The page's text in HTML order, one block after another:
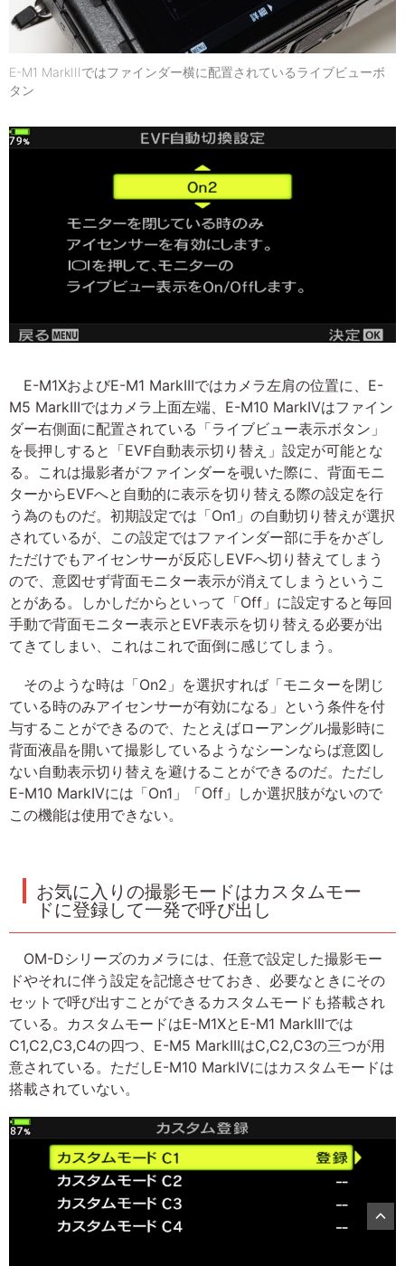
E-M1 MarkIIIではファインダー横に配置されているライブビューボ
タン
E-M1XおよびE-M1 MarkIIIではカメラ左肩の位置に、E-
M5 MarkIIIではカメラ上面左端、E-M10 MarkIVはファイン
ダー右側面に配置されている「ライブビュー表示ボタン」
を長押しすると「EVF自動表示切り替え」設定が可能とな
る。これは撮影者がファインダーを覗いた際に、背面モニ
ターからEVFへと自動的に表示を切り替える際の設定を行
う為のものだ。初期設定では「On1」の自動切り替えが選択
されているが、この設定ではファインダー部に手をかざし
ただけでもアイセンサーが反応しEVFへ切り替えてしまう
ので、意図せず背面モニター表示が消えてしまうというこ
とがある。しかしだからといって「Off」に設定すると毎回
手動で背面モニター表示とEVF表示を切り替える必要が出
てきてしまい、これはこれで面倒に感じてしまう。
そのような時は「On2」を選択すれば「モニターを閉じ
ている時のみアイセンサーが有効になる」という条件を付
与することができるので、たとえばローアングル撮影時に
背面液晶を開いて撮影しているようなシーンならば意図し
ない自動表示切り替えを避けることができるのだ。ただし
E-M10 MarkIVには「On1」「Off」しか選択肢がないので
この機能は使用できない。
お気に入りの撮影モードはカスタムモー
ドに登録して一発で呼び出し
OM-Dシリーズのカメラには、任意で設定した撮影モー
ドやそれに伴う設定を記憶させておき、必要なときにその
セットで呼び出すことができるカスタムモードも搭載され
ている。カスタムモードはE-M1XとE-M1 MarkIIIでは
C1,C2,C3,C4の四つ、E-M5 MarkIIIはC,C2,C3の三つが用
意されている。ただしE-M10 MarkIVにはカスタムモードは
搭載されていない。